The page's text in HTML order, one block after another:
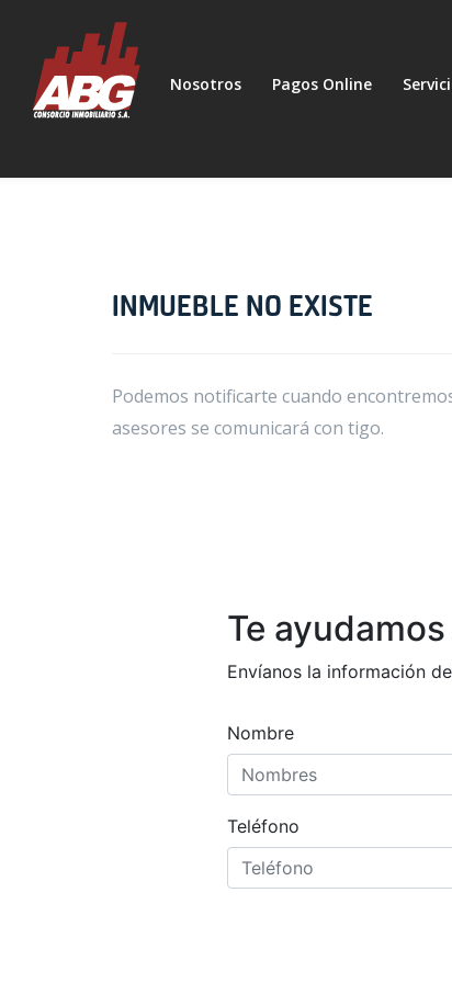
Nosotros Pagos Online
INMUEBLE NO EXISTE
Podemos notificarte cuando
asesores se comunicará con tigo.